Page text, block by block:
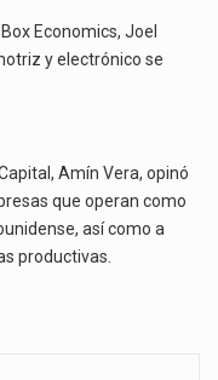
Economics, Joel
y electrónico se
Amín Vera, opinó
que operan como
así como a
productivas.